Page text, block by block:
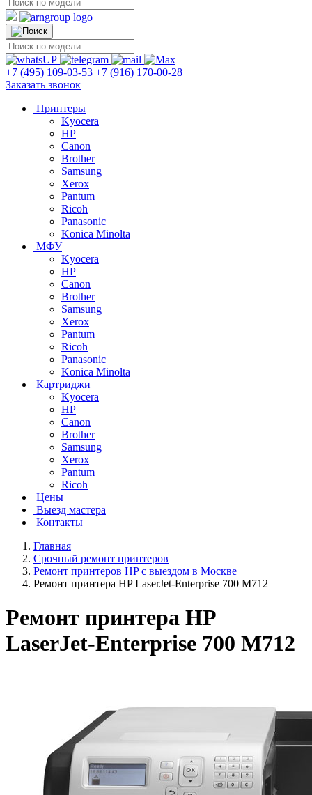
+7 (495) 109-03-53 +7 (916) 170-00-28
Заказать звонок
Принтеры
Kyocera
HP
Canon
Brother
Samsung
Xerox
Pantum
Ricoh
Panasonic
Konica Minolta
МФУ
Kyocera
HP
Canon
Brother
Samsung
Xerox
Pantum
Ricoh
Panasonic
Konica Minolta
Картриджи
Kyocera
HP
Canon
Brother
Samsung
Xerox
Pantum
Ricoh
Цены
Выезд мастера
Контакты
Главная
Срочный ремонт принтеров
Ремонт принтеров HP с выездом в Москве
Ремонт принтера HP LaserJet-Enterprise 700 M712
Ремонт принтера HP
LaserJet-Enterprise 700 M712